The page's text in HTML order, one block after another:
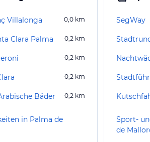
Villalonga 0,0 km
Clara Palma 0,2 km
0,2 km
0,2 km
Bäder 0,2 km
in Palma de
SegWay
Sport-
de